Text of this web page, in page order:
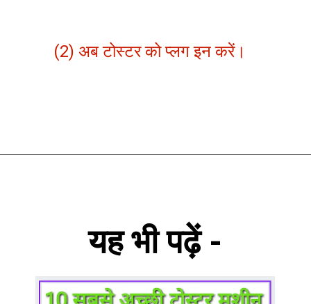
(2) अब टोस्टर को प्लग इन करें।
यह भी पढ़ें -